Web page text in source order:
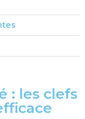
: les clefs